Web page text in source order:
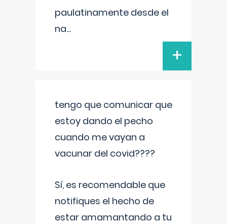
paulatinamente desde el
na...
+
tengo que comunicar que
estoy dando el pecho
cuando me vayan a
vacunar del covid????
Sí, es recomendable que
notifiques el hecho de
estar amamantando a tu